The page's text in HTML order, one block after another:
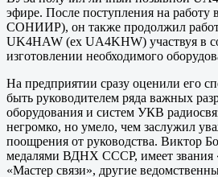
эфире. После поступления на
СОНИИР), он также продолжил
UK4HAW (ex UA4KHW) участвуя в
изготовлении необходимого
На предприятии сразу оценили его
быть руководителем ряда важных
оборудования и систем УКВ
негромко, но умело, чем заслужил
поощрения от руководства. Виктор
медалями ВДНХ СССР, имеет звания
«Мастер связи», другие